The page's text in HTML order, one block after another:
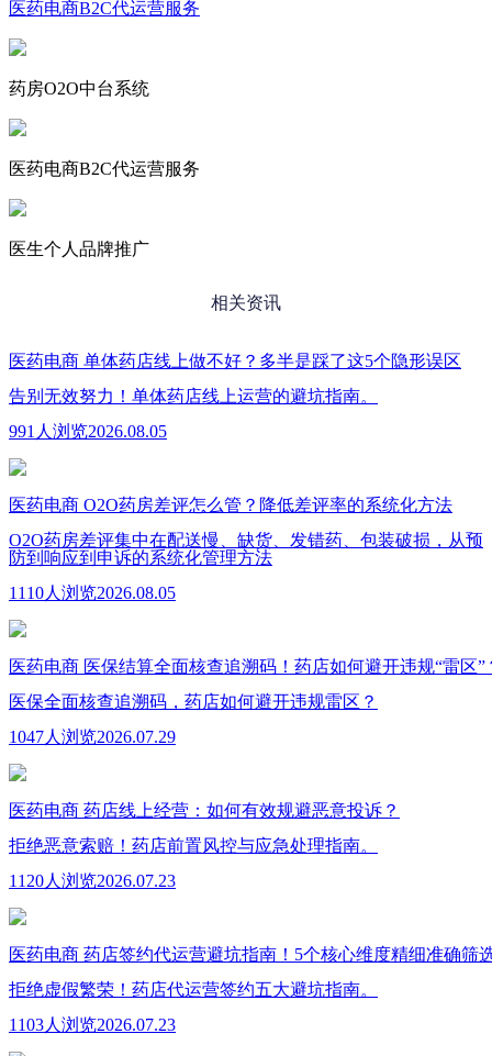
医药电商B2C代运营服务
药房O2O中台系统
医药电商B2C代运营服务
医生个人品牌推广
相关资讯
医药电商 单体药店线上做不好？多半是踩了这5个隐形误区
告别无效努力！单体药店线上运营的避坑指南。
991人浏览2026.08.05
医药电商 O2O药房差评怎么管？降低差评率的系统化方法
O2O药房差评集中在配送慢、缺货、发错药、包装破损，从预
防到响应到申诉的系统化管理方法
1110人浏览2026.08.05
医药电商 医保结算全面核查追溯码！药店如何避开违规“雷区”
医保全面核查追溯码，药店如何避开违规雷区？
1047人浏览2026.07.29
医药电商 药店线上经营：如何有效规避恶意投诉？
拒绝恶意索赔！药店前置风控与应急处理指南。
1120人浏览2026.07.23
医药电商 药店签约代运营避坑指南！5个核心维度精细准确筛
拒绝虚假繁荣！药店代运营签约五大避坑指南。
1103人浏览2026.07.23